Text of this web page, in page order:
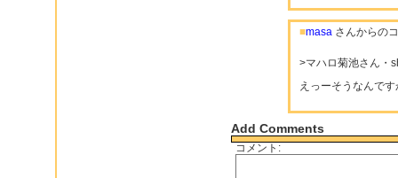
■masa さんからの
>マハロ菊池さん・
えっーそうなんで
Add Comments
コメント: